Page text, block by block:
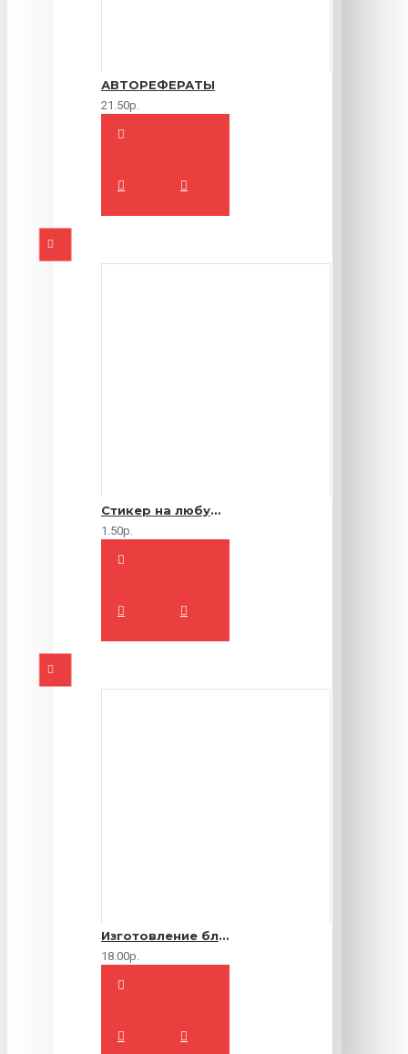
АВТОРЕФЕРАТЫ
21.50р.
Стикер на любую продукцию
1.50р.
Изготовление блокнотов на заказ
18.00р.